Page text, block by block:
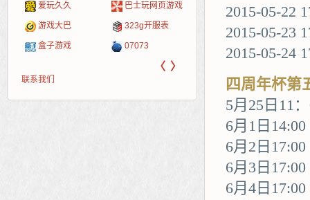
爱玩久久 巴士玩网页游戏
游戏大巴 323g开服表
盒子游戏 07073
页游网
腾讯游戏 新浪
多玩
pcgame 中华网
游一游
游侠网页游戏 40407
开服网
斗蟹网页游戏 游戏
〈 〉
联系我们
2015-05-22
2015-05-23
2015-05-24
四周年杯第
5月25日11
6月1日
6月2日
6月3日
6月4日